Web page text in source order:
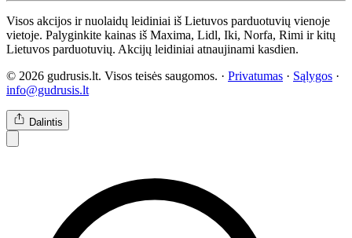
Visos akcijos ir nuolaidų leidiniai iš Lietuvos parduotuvių vienoje
vietoje. Palyginkite kainas iš Maxima, Lidl, Iki, Norfa, Rimi ir kitų
Lietuvos parduotuvių. Akcijų leidiniai atnaujinami kasdien.
© 2026 gudrusis.lt. Visos teisės saugomos. · Privatumas · Sąlygos ·
info@gudrusis.lt
Dalintis